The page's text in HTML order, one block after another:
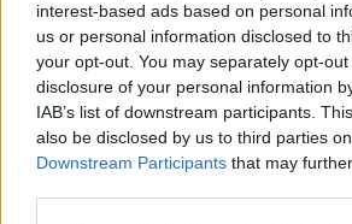
interest-based ads based on personal
us or personal information disclosed to
your opt-out. You may separately opt-
disclosure of your personal information
IAB’s list of downstream participants.
also be disclosed by us to third parties
Downstream Participants that may
SENS
SOS (Șoșoacă)
POT (Gavrilă)
PACE (Peia)
Acțiunea Conservatoare (Târziu)
PDF (Lazarus)